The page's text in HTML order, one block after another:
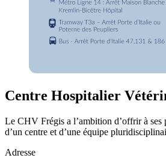
Centre Hospitalier
Le CHV Frégis a l’ambition d’offrir à ses
d’un centre et d’une équipe
Adresse